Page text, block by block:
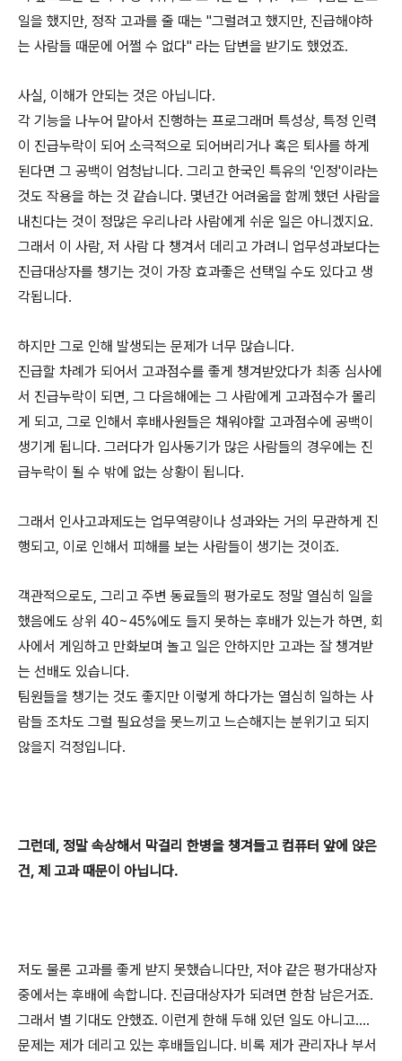
일을 했지만, 정작 고과를 줄 때는 "그럴려고 했지만, 진급해야하
는 사람들 때문에 어쩔 수 없다" 라는 답변을 받기도 했었죠.
사실, 이해가 안되는 것은 아닙니다.
각 기능을 나누어 맡아서 진행하는 프로그래머 특성상, 특정 인력
이 진급누락이 되어 소극적으로 되어버리거나 혹은 퇴사를 하게
된다면 그 공백이 엄청납니다. 그리고 한국인 특유의 '인정'이라는
것도 작용을 하는 것 같습니다. 몇년간 어려움을 함께 했던 사람을
내친다는 것이 정많은 우리나라 사람에게 쉬운 일은 아니겠지요.
그래서 이 사람, 저 사람 다 챙겨서 데리고 가려니 업무성과보다는
진급대상자를 챙기는 것이 가장 효과좋은 선택일 수도 있다고 생
각됩니다.
하지만 그로 인해 발생되는 문제가 너무 많습니다.
진급할 차례가 되어서 고과점수를 좋게 챙겨받았다가 최종 심사에
서 진급누락이 되면, 그 다음해에는 그 사람에게 고과점수가 몰리
게 되고, 그로 인해서 후배사원들은 채워야할 고과점수에 공백이
생기게 됩니다. 그러다가 입사동기가 많은 사람들의 경우에는 진
급누락이 될 수 밖에 없는 상황이 됩니다.
그래서 인사고과제도는 업무역량이나 성과와는 거의 무관하게 진
행되고, 이로 인해서 피해를 보는 사람들이 생기는 것이죠.
객관적으로도, 그리고 주변 동료들의 평가로도 정말 열심히 일을
했음에도 상위 40~45%에도 들지 못하는 후배가 있는가 하면, 회
사에서 게임하고 만화보며 놀고 일은 안하지만 고과는 잘 챙겨받
는 선배도 있습니다.
팀원들을 챙기는 것도 좋지만 이렇게 하다가는 열심히 일하는 사
람들 조차도 그럴 필요성을 못느끼고 느슨해지는 분위기고 되지
않을지 걱정입니다.
그런데, 정말 속상해서 막걸리 한병을 챙겨들고 컴퓨터 앞에 앉은
건, 제 고과 때문이 아닙니다.
저도 물론 고과를 좋게 받지 못했습니다만, 저야 같은 평가대상자
중에서는 후배에 속합니다. 진급대상자가 되려면 한참 남은거죠.
그래서 별 기대도 안했죠. 이런게 한해 두해 있던 일도 아니고....
문제는 제가 데리고 있는 후배들입니다. 비록 제가 관리자나 부서